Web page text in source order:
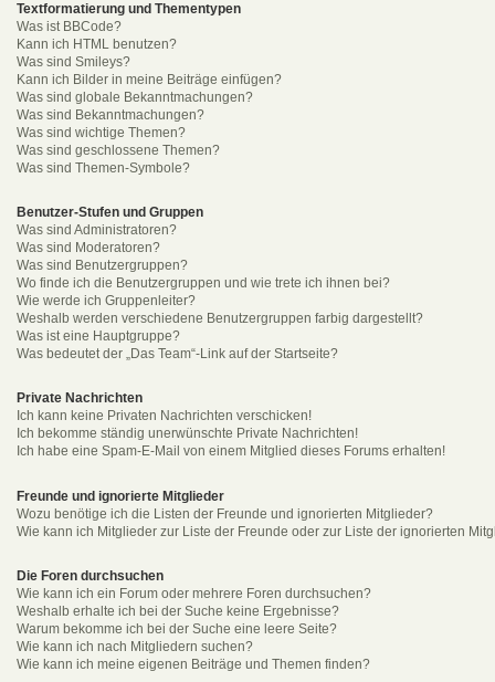
Textformatierung und Thementypen
Was ist BBCode?
Kann ich HTML benutzen?
Was sind Smileys?
Kann ich Bilder in meine Beiträge einfügen?
Was sind globale Bekanntmachungen?
Was sind Bekanntmachungen?
Was sind wichtige Themen?
Was sind geschlossene Themen?
Was sind Themen-Symbole?
Benutzer-Stufen und Gruppen
Was sind Administratoren?
Was sind Moderatoren?
Was sind Benutzergruppen?
Wo finde ich die Benutzergruppen und wie trete ich ihnen bei?
Wie werde ich Gruppenleiter?
Weshalb werden verschiedene Benutzergruppen farbig dargestellt?
Was ist eine Hauptgruppe?
Was bedeutet der „Das Team“-Link auf der Startseite?
Private Nachrichten
Ich kann keine Privaten Nachrichten verschicken!
Ich bekomme ständig unerwünschte Private Nachrichten!
Ich habe eine Spam-E-Mail von einem Mitglied dieses Forums erhalten!
Freunde und ignorierte Mitglieder
Wozu benötige ich die Listen der Freunde und ignorierten Mitglieder?
Wie kann ich Mitglieder zur Liste der Freunde oder zur Liste der ignorierten
Die Foren durchsuchen
Wie kann ich ein Forum oder mehrere Foren durchsuchen?
Weshalb erhalte ich bei der Suche keine Ergebnisse?
Warum bekomme ich bei der Suche eine leere Seite?
Wie kann ich nach Mitgliedern suchen?
Wie kann ich meine eigenen Beiträge und Themen finden?